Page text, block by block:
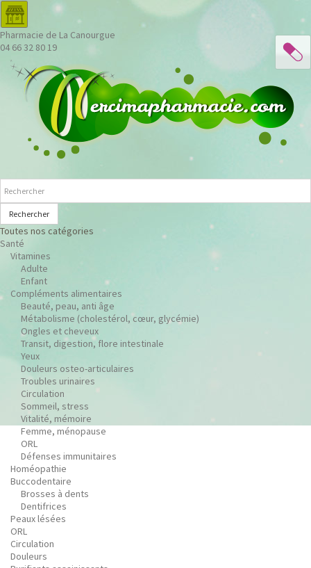
Pharmacie de La Canourgue
04 66 32 80 19
Rechercher
Toutes nos catégories
Santé
Vitamines
Adulte
Enfant
Compléments alimentaires
Beauté, peau, anti âge
Métabolisme (cholestérol, cœur, glycémie)
Ongles et cheveux
Transit, digestion, flore intestinale
Yeux
Douleurs osteo-articulaires
Troubles urinaires
Circulation
Sommeil, stress
Vitalité, mémoire
Femme, ménopause
ORL
Défenses immunitaires
Homéopathie
Buccodentaire
Brosses à dents
Dentifrices
Peaux lésées
ORL
Circulation
Douleurs